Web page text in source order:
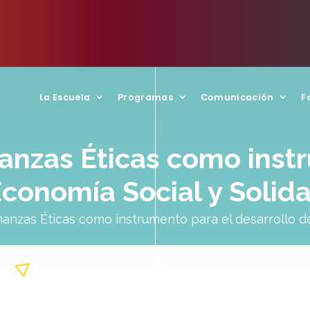
La Escuela Programas Comunicación
Éticas como
Social y
Éticas como instrumento para el desarrollo